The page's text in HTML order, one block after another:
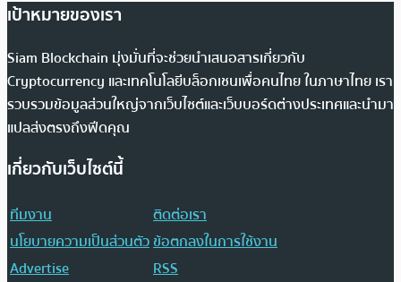
เป้าหมายของเรา
Siam Blockchain มุ่งมั่นที่จะช่วยนำเสนอสารเกี่ยวกับ
Cryptocurrency และเทคโนโลยีบล็อกเชนเพื่อคนไทย ในภาษาไทย เรา
รวบรวมข้อมูลส่วนใหญ่จากเว็บไซต์และเว็บบอร์ดต่างประเทศและนำมา
แปลส่งตรงถึงฟีดคุณ
เกี่ยวกับเว็บไซต์นี้
ทีมงาน
ติดต่อเรา
นโยบายความเป็นส่วนตัวข้อตกลงในการใช้งาน
Advertise
RSS